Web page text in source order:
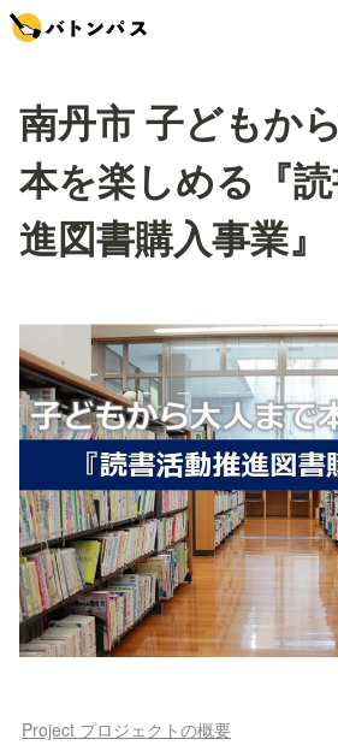
南丹市 子どもか
本を楽しめる『
進図書購入事業』
Project プロジェクトの概要